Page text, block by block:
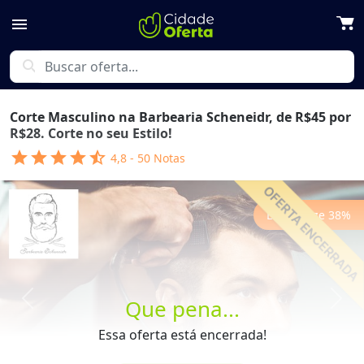
menu
search
Que pena...
Essa oferta está encerrada!
Corte Masculino na Barbearia Scheneidr, de R$45 por
R$28. Corte no seu Estilo!
starstarstarstarstar_half 4,8 - 50 Notas
Economize 38%